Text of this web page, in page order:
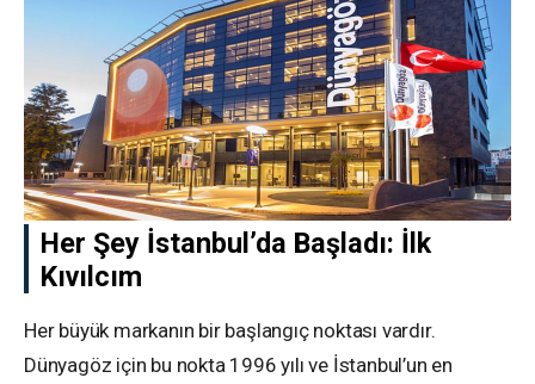
Her Şey İstanbul’da Başladı: İlk
Kıvılcım
Her büyük markanın bir başlangıç noktası vardır.
Dünyagöz için bu nokta 1996 yılı ve İstanbul’un en